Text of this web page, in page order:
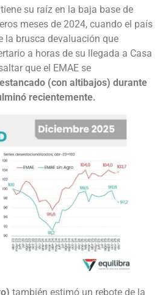
su raíz en la baja base de
meses de 2024, cuando el país
la brusca devaluación que
a horas de su llegada a Casa
que el EMAE se
(con altibajos) durante
recientemente.
también estimó un rebote de la